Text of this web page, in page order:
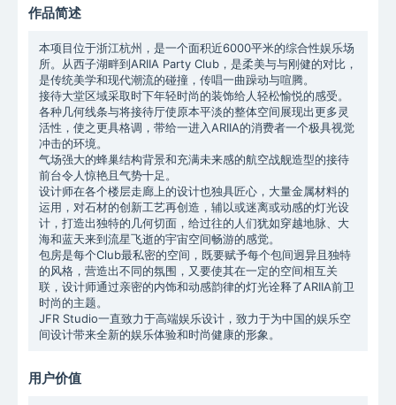
作品简述
本项目位于浙江杭州，是一个面积近6000平米的综合性娱乐场
所。从西子湖畔到ARIIA Party Club，是柔美与与刚健的对比，
是传统美学和现代潮流的碰撞，传唱一曲躁动与喧腾。
接待大堂区域采取时下年轻时尚的装饰给人轻松愉悦的感受。
各种几何线条与将接待厅使原本平淡的整体空间展现出更多灵
活性，使之更具格调，带给一进入ARIIA的消费者一个极具视觉
冲击的环境。
气场强大的蜂巢结构背景和充满未来感的航空战舰造型的接待
前台令人惊艳且气势十足。
设计师在各个楼层走廊上的设计也独具匠心，大量金属材料的
运用，对石材的创新工艺再创造，辅以或迷离或动感的灯光设
计，打造出独特的几何切面，给过往的人们犹如穿越地脉、大
海和蓝天来到流星飞逝的宇宙空间畅游的感觉。
包房是每个Club最私密的空间，既要赋予每个包间迥异且独特
的风格，营造出不同的氛围，又要使其在一定的空间相互关
联，设计师通过亲密的内饰和动感韵律的灯光诠释了ARIIA前卫
时尚的主题。
JFR Studio一直致力于高端娱乐设计，致力于为中国的娱乐空
用户价值